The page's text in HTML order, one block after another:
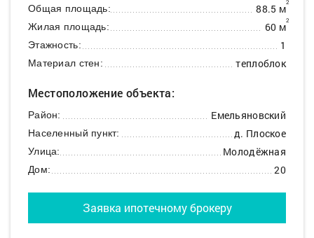
Общая площадь: 88.5 м2
Жилая площадь: 60 м2
Этажность: 1
Материал стен: теплоблок
Местоположение объекта:
Район: Емельяновский
Населенный пункт: д. Плоское
Улица: Молодёжная
Дом: 20
Заявка ипотечному брокеру